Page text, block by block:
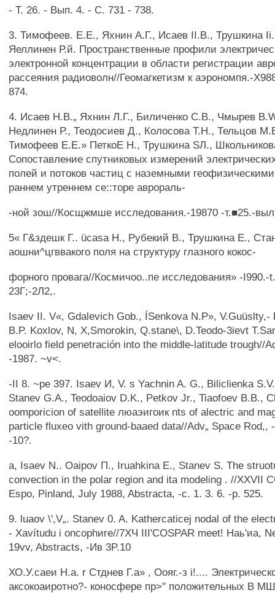
- Т. 26. - Вып. 4. - С. 731 - 738.
3. Тимофеев. Е.Е., Яхнин А.Г., Исаев II.В., Трушкина
Яеллинен Р.й. Пространственные профили
электронной концентрации в области регистрации
рассеяния радиоволн//Геомагкетизм к аэрономпя.-
874.
4. Исаев Н.В.„ Яхнин Л.Г., Биличенко C.B., Чмырев
Недлинен Р., Теодосиев Д., Колосова Т.Н., Тельцов
Тимофеев Е.Е.» ПеткоЕ Н., Трушкина SЛ.,
Сопоставление спутниковых измерений
полей и потоков частиц с наземными
раннем утреннем се::торе аврораль-
-ной зош//Косщжмше исследования.-19870 -т.■25.-
5« Г&здешк Г.. ücasa H., Рубекий В., Трушкина Е.,
аошни^цгввакого поля на структуру глазного кокос-
форного провага//Космичоо..пе исследования» -
23Г;-2Л2,.
Isaev II. V«, Gdalevich Gob., ÍSenkova N.P», V.Guüslty,-
В.P. Koxlov, N, X,Smorokin, Q.stane\, D.Teodo-3ievt
elooirlo field penetración into the middle-latitude trough//
-1987. ~v<.
-II 8. ~pe 397. Isaev И, V. s Yachnin A. G., Biliclienka
Stanev G.A., Teodoaiov D.K., Petkov Jr., Tiaofoev B.B.,
oomporicion of satellite люаэигоик nts of alectric and
particle fluxeo vith ground-baaed data//Adv„ Space Rod,,
-10?.
a, Isaev N.. Oaipov П., Iruahkina E., Stanev S. The
convection in the polar region and ita modeling . //XXVII
Espo, Pinland, July 1988, Abstracta, -с. 1. 3. 6. -p. 525.
9. luaov \',V„. Stanev 0. A. Kathercaticej nodal of the
- Xavítudu i oncophиre//7ХЧ III'COSPAR meet! Наь'иа,
19vv, Abstracts, -Ив 3P.10
ХО.У.саеи H.a. r Стднев Г.а» , Оояг.-з i!....
аксокоаиротно?- коносфере пр>" положительных В